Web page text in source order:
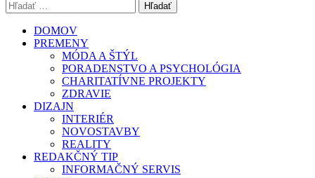
Hľadať
DOMOV
PREMENY
MÓDA A ŠTÝL
PORADENSTVO A PSYCHOLÓGIA
CHARITATÍVNE PROJEKTY
ZDRAVIE
DIZAJN
INTERIÉR
NOVOSTAVBY
REALITY
REDAKČNÝ TIP
INFORMAČNÝ SERVIS